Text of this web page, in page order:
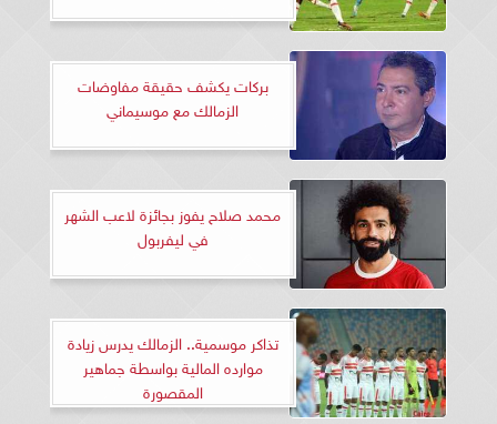
بركات يكشف حقيقة مفاوضات
الزمالك مع موسيماني
محمد صلاح يفوز بجائزة لاعب الشهر
في ليفربول
تذاكر موسمية.. الزمالك يدرس زيادة
موارده المالية بواسطة جماهير
المقصورة